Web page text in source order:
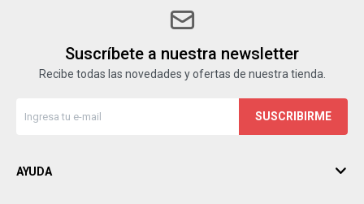
Suscríbete a nuestra newsletter
Recibe todas las novedades y ofertas de nuestra tienda.
SUSCRIBIRME
AYUDA